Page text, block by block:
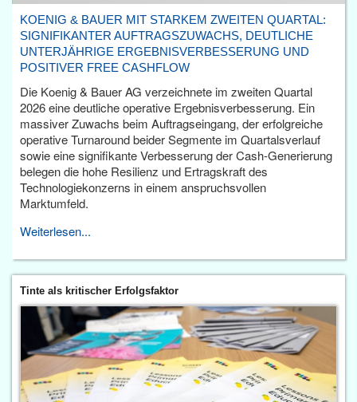
KOENIG & BAUER MIT STARKEM ZWEITEN QUARTAL:
SIGNIFIKANTER AUFTRAGSZUWACHS, DEUTLICHE
UNTERJÄHRIGE ERGEBNISVERBESSERUNG UND
POSITIVER FREE CASHFLOW
Die Koenig & Bauer AG verzeichnete im zweiten Quartal
2026 eine deutliche operative Ergebnisverbesserung. Ein
massiver Zuwachs beim Auftragseingang, der erfolgreiche
operative Turnaround beider Segmente im Quartalsverlauf
sowie eine signifikante Verbesserung der Cash-Generierung
belegen die hohe Resilienz und Ertragskraft des
Technologiekonzerns in einem anspruchsvollen
Marktumfeld.
Weiterlesen...
Tinte als kritischer Erfolgsfaktor